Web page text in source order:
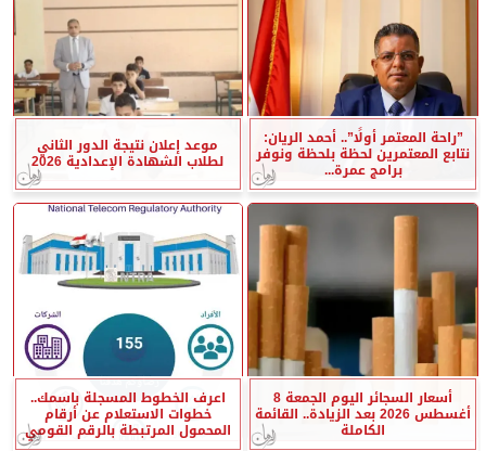
”راحة المعتمر أولًا”.. أحمد الريان:
نتابع المعتمرين لحظة بلحظة ونوفر
برامج عمرة...
موعد إعلان نتيجة الدور الثاني
لطلاب الشهادة الإعدادية 2026
أسعار السجائر اليوم الجمعة 8
أغسطس 2026 بعد الزيادة.. القائمة
الكاملة
اعرف الخطوط المسجلة باسمك..
خطوات الاستعلام عن أرقام
المحمول المرتبطة بالرقم القومي